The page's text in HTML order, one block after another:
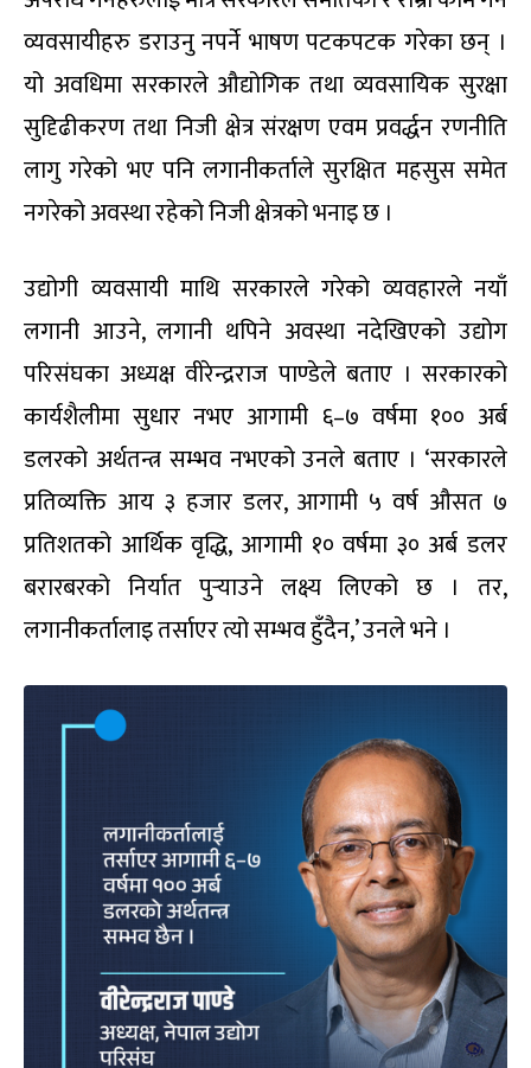
व्यवसायीहरु डराउनु नपर्ने भाषण पटकपटक गरेका छन् ।
यो अवधिमा सरकारले औद्योगिक तथा व्यवसायिक सुरक्षा
सुदिृढीकरण तथा निजी क्षेत्र संरक्षण एवम प्रवर्द्धन रणनीति
लागु गरेको भए पनि लगानीकर्ताले सुरक्षित महसुस समेत
नगरेको अवस्था रहेको निजी क्षेत्रको भनाइ छ ।
उद्योगी व्यवसायी माथि सरकारले गरेको व्यवहारले नयाँ
लगानी आउने, लगानी थपिने अवस्था नदेखिएको उद्योग
परिसंघका अध्यक्ष वीरेन्द्रराज पाण्डेले बताए । सरकारको
कार्यशैलीमा सुधार नभए आगामी ६–७ वर्षमा १०० अर्ब
डलरको अर्थतन्त्र सम्भव नभएको उनले बताए । ‘सरकारले
प्रतिव्यक्ति आय ३ हजार डलर, आगामी ५ वर्ष औसत ७
प्रतिशतको आर्थिक वृद्धि, आगामी १० वर्षमा ३० अर्ब डलर
बरारबरको निर्यात पुर्‍याउने लक्ष्य लिएको छ । तर,
लगानीकर्तालाइ तर्साएर त्यो सम्भव हुँदैन,’ उनले भने ।